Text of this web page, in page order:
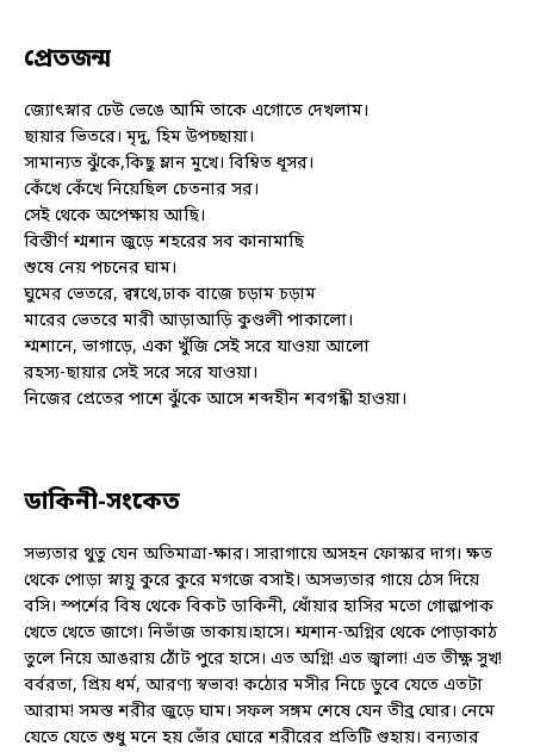
প্রেতজন্ম
জ্যোৎস্নার ঢেউ ভেঙে আমি তাকে এগোতে দেখলাম।
ছায়ার ভিতরে। মৃদু, হিম উপচ্ছায়া।
সামান্যত ঝুঁকে,কিছু ম্লান মুখে। বিম্বিত ধূসর।
কেঁখে কেঁখে নিয়েছিল চেতনার সর।
সেই থেকে অপেক্ষায় আছি।
বিস্তীর্ণ শ্মশান জুড়ে শহরের সব কানামাছি
শুষে নেয় পচনের ঘাম।
ঘুমের ভেতরে, ক্বাথে,ঢাক বাজে চড়াম চড়াম
মারের ভেতরে মারী আড়াআড়ি কুণ্ডলী পাকালো।
শ্মশানে, ভাগাড়ে, একা খুঁজি সেই সরে যাওয়া আলো
রহস্য-ছায়ার সেই সরে সরে যাওয়া।
নিজের প্রেতের পাশে ঝুঁকে আসে শব্দহীন শবগন্ধী হাওয়া।
ডাকিনী-সংকেত
সভ্যতার থুতু যেন অতিমাত্রা-ক্ষার। সারাগায়ে অসহন ফোস্কার দাগ। ক্ষত
থেকে পোড়া স্নায়ু কুরে কুরে মগজে বসাই। অসভ্যতার গায়ে ঠেস দিয়ে
বসি। স্পর্শের বিষ থেকে বিকট ডাকিনী, ধোঁয়ার হাসির মতো গোল্লাপাক
খেতে খেতে জাগে। নিভাঁজ তাকায়।হাসে। শ্মশান-অগ্নির থেকে পোড়াকাঠ
তুলে নিয়ে আঙরায় ঠোঁট পুরে হাসে। এত অগ্নি! এত জ্বালা! এত তীক্ষ্ণ সুখ!
বর্বরতা, প্রিয় ধর্ম, আরণ্য স্বভাব! কঠোর মসীর নিচে ডুবে যেতে এতটা
আরাম! সমস্ত শরীর জুড়ে ঘাম। সফল সঙ্গম শেষে যেন তীব্র ঘোর। নেমে
যেতে যেতে শুধু মনে হয় ভোঁর ঘোরে শরীরের প্রতিটি গুহায়। বন্যতার